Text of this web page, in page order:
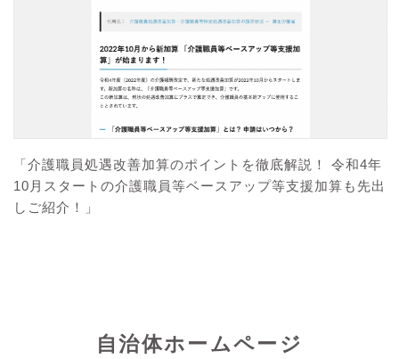
「介護職員処遇改善加算のポイントを徹底解説！ 令和4年
10月スタートの介護職員等ベースアップ等支援加算も先出
しご紹介！」
自治体ホームページ